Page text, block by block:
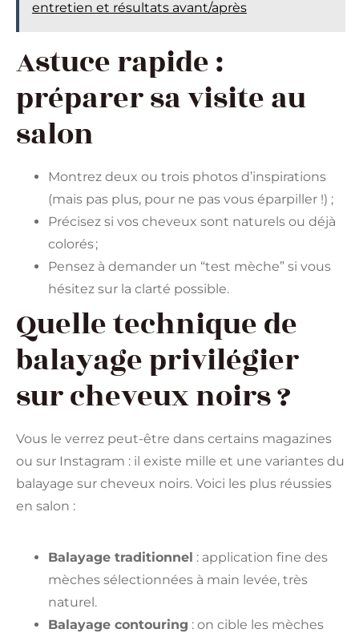
entretien et résultats avant/après
Astuce rapide :
préparer sa visite au
salon
Montrez deux ou trois photos d’inspirations
(mais pas plus, pour ne pas vous éparpiller !) ;
Précisez si vos cheveux sont naturels ou déjà
colorés ;
Pensez à demander un “test mèche” si vous
hésitez sur la clarté possible.
Quelle technique de
balayage privilégier
sur cheveux noirs ?
Vous le verrez peut-être dans certains magazines
ou sur Instagram : il existe mille et une variantes du
balayage sur cheveux noirs. Voici les plus réussies
en salon :
Balayage traditionnel : application fine des
mèches sélectionnées à main levée, très
naturel.
Balayage contouring : on cible les mèches